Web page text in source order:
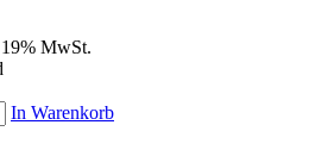
MwSt.
In Warenkorb